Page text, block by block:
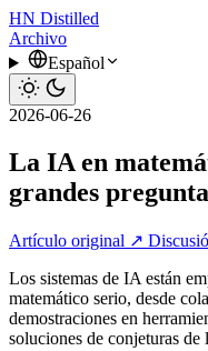
HN Distilled
Archivo
Español
2026-06-26
La IA en
grandes
Artículo original ↗
Los sistemas de IA están
matemático serio, desde
demostraciones en
soluciones de conjeturas de